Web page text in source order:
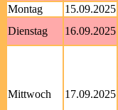
Montag
15.09.2025
Dienstag
16.09.2025
Mittwoch 17.09.2025